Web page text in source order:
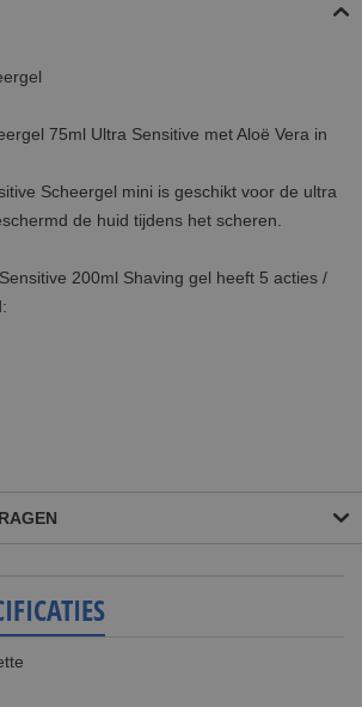
75ml Ultra Sensitive met Aloë Vera in
Scheergel mini is geschikt voor de ultra
de huid tijdens het scheren.
200ml Shaving gel heeft 5 acties /